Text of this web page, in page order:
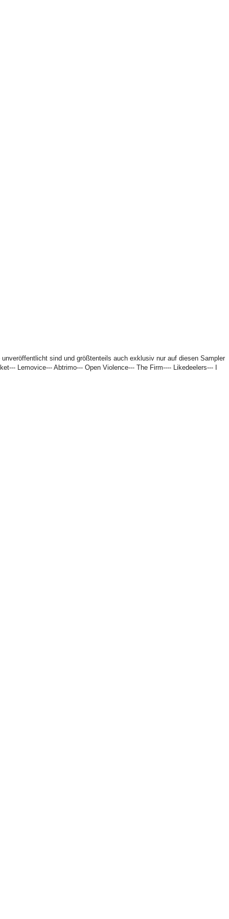
sind und größtenteils auch exklusiv nur auf diesen Sampler
Lemovice--- Abtrimo--- Open Violence--- The Firm---- Likedeelers--- I